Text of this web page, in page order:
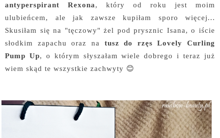
antyperspirant Rexona, który od roku jest moim
ulubieńcem, ale jak zawsze kupiłam sporo więcej...
Skusiłam się na "tęczowy" żel pod prysznic Isana, o iście
słodkim zapachu oraz na tusz do rzęs Lovely Curling
Pump Up, o którym słyszałam wiele dobrego i teraz już
wiem skąd te wszystkie zachwyty 😊